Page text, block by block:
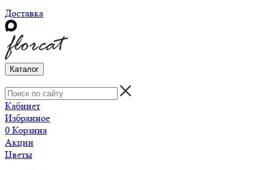
Доставка
Каталог
Кабинет
Избранное
0 Корзина
Акции
Цветы